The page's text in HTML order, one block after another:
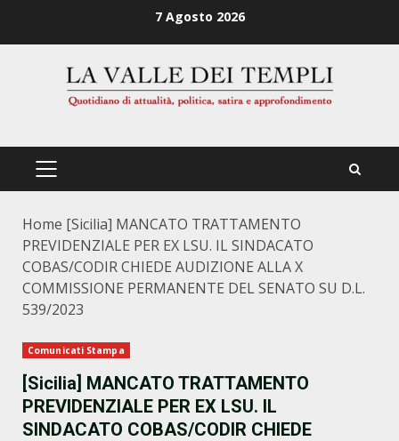
7 Agosto 2026
PRIMÄRES
Home [Sicilia] MANCATO TRATTAMENTO
PREVIDENZIALE PER EX LSU. IL SINDACATO
COBAS/CODIR CHIEDE AUDIZIONE ALLA X
COMMISSIONE PERMANENTE DEL SENATO SU D.L.
539/2023
Comunicati Stampa
[Sicilia] MANCATO TRATTAMENTO
PREVIDENZIALE PER EX LSU. IL
SINDACATO COBAS/CODIR CHIEDE